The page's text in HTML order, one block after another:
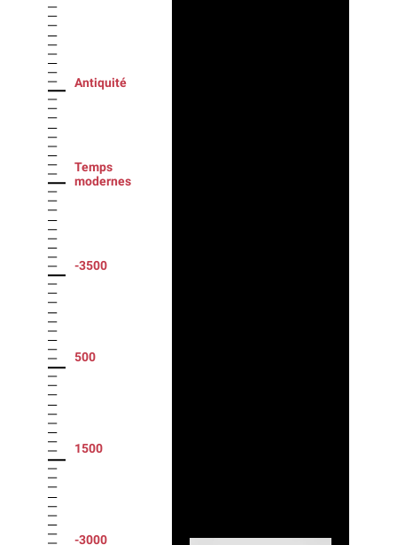
Antiquité
Temps
modernes
-3500
500
1500
-3000